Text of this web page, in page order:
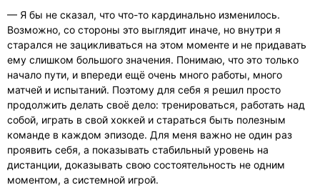
— Я бы не сказал, что что-то кардинально изменилось.
Возможно, со стороны это выглядит иначе, но внутри я
старался не зацикливаться на этом моменте и не придавать
ему слишком большого значения. Понимаю, что это только
начало пути, и впереди ещё очень много работы, много
матчей и испытаний. Поэтому для себя я решил просто
продолжить делать своё дело: тренироваться, работать над
собой, играть в свой хоккей и стараться быть полезным
команде в каждом эпизоде. Для меня важно не один раз
проявить себя, а показывать стабильный уровень на
дистанции, доказывать свою состоятельность не одним
моментом, а системной игрой.